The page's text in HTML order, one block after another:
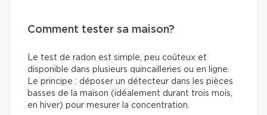
Comment tester sa maison?
Le test de radon est simple, peu coûteux et
disponible dans plusieurs quincailleries ou en ligne.
Le principe : déposer un détecteur dans les pièces
basses de la maison (idéalement durant trois mois,
en hiver) pour mesurer la concentration.